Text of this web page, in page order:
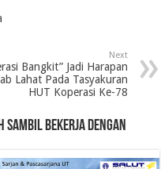
Next
Bangkit” Jadi Harapan
Lahat Pada Tasyakuran
HUT Koperasi Ke-78
BEKERJA DENGAN